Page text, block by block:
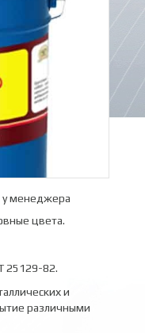
у менеджера
цвета.
25129-82.
и
различными